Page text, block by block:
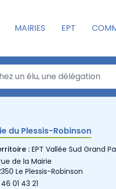
MAIRIES EPT
du Plessis-Robinson
: EPT Vallée Sud Grand
de la Mairie
Le Plessis-Robinson
46 01 43 21